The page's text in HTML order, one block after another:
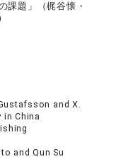
課題」（梶谷懐・
and X.
in China
and Qun Su